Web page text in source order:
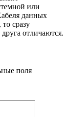
или
данных
сразу
отличаются.
поля